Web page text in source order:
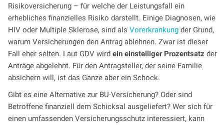
Risikoversicherung – für welche der Leistungsfall ein
erhebliches finanzielles Risiko darstellt. Einige Diagnosen, wie
HIV oder Multiple Sklerose, sind als Vorerkrankungder Grund,
warum Versicherungen den Antrag ablehnen. Zwar ist dieser
Fall eher selten. Laut GDV wird ein einstelliger Prozentsatz der
Anträge abgelehnt. Für den Antragsteller, der seine Familie
absichern will, ist das Ganze aber ein Schock.
Gibt es eine Alternative zur BU-Versicherung? Oder sind
Betroffene finanziell dem Schicksal ausgeliefert? Wer sich für
einen umfassenden Versicherungsschutz interessiert, kann